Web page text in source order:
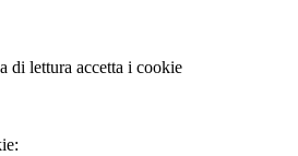
di lettura accetta i cookie